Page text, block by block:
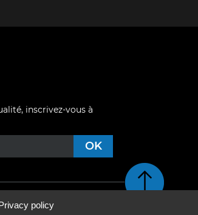
inscrivez-vous à
Retour en haut de page
policy